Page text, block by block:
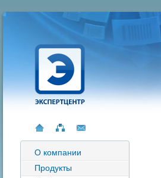
О компании
Продукты